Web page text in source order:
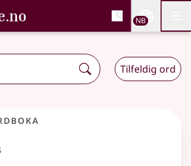
, Bokmålsordboka og
NB
Tilfeldig ord